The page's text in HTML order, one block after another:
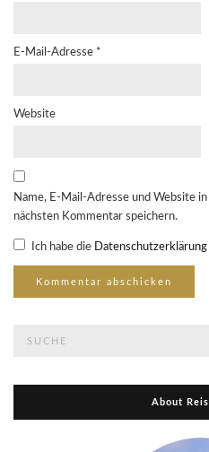
E-Mail-Adresse *
Website
Name, E-Mail-Adresse und Website
nächsten Kommentar speichern.
Ich habe die Datenschutzerklärung
About